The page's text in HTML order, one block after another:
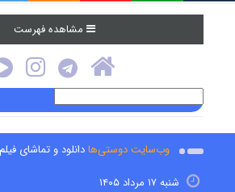
مشاهده فهرست
وب‌سایت دوستی‌هادانلود و تماشای فیلم
شنبه ۱۷ مرداد ۱۴۰۵